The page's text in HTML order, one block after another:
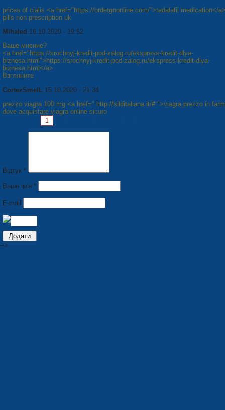
prices of cialis <a href="https://ordergnonline.com/">tadalafil medication</
pills non prescription uk
Mihaled 16.10.2020 - 19:52
Ваше мнение?
<a href="https://srochnyj-kredit-pod-zalog.ru/ekspress-kredit-dlya-
biznesa.html">https://srochnyj-kredit-pod-zalog.ru/ekspress-kredit-dlya-
biznesa.html</a>
Взгляните
CortezSmelL 15.10.2020 - 21:34
prezzo viagra 100 mg <a href=" http://silditaliana.it/# ">viagra prezzo in
dove acquistare viagra online sicuro
1
Відгук *
Ваше ім'я *
E-mail
-->